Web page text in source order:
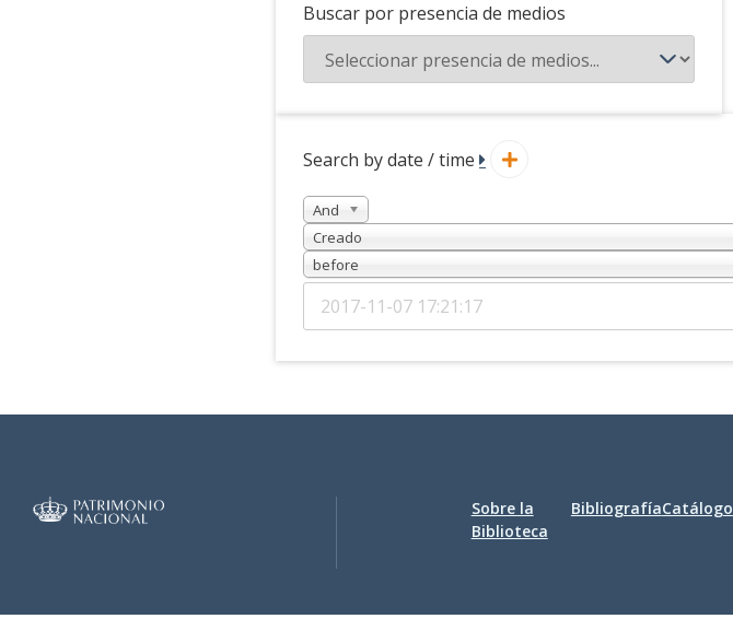
Buscar por presencia de medios
Search by date / time
And
Creado
before
Sobre la
Biblioteca
BibliografíaCatálogo